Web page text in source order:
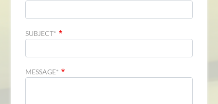
SUBJECT*
MESSAGE*